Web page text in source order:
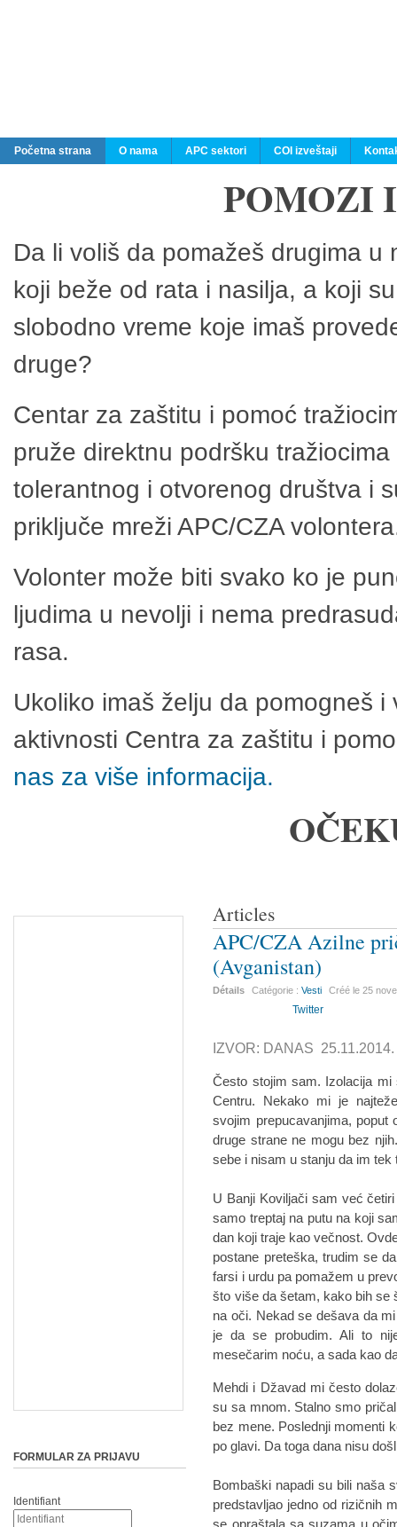
Početna strana O nama APC sektori COI izveštaji
POMOZI
Da li voliš da pomažeš drugima
koji beže od rata i nasilja, a koji
slobodno vreme koje imaš
druge?
Centar za zaštitu i pomoć
pruže direktnu podršku
tolerantnog i otvorenog društva i
priključe mreži APC/CZA
Volonter može biti svako ko je
ljudima u nevolji i nema
rasa.
Ukoliko imaš želju da pomogneš
aktivnosti Centra za zaštitu i
nas za više informacija.
Articles
APC/CZA Azilne
(Avganistan)
Détails Catégorie :Vesti Créé le25
Twitter
IZVOR: DANAS 25.11.2014.
Često stojim sam. Izolacija
Centru. Nekako mi je
svojim prepucavanjima,
druge strane ne mogu bez
sebe i nisam u stanju da im tek
U Banji Koviljači sam već
samo treptaj na putu na koji
dan koji traje kao večnost.
postane preteška, trudim se
farsi i urdu pa pomažem u
što više da šetam, kako bih se
na oči. Nekad se dešava da
je da se probudim. Ali to
mesečarim noću, a sada kao
Mehdi i Džavad mi često
su sa mnom. Stalno smo
bez mene. Poslednji momenti
po glavi. Da toga dana nisu
Bombaški napadi su bili naša
predstavljao jedno od rizičnih
se opraštala sa suzama u
FORMULAR ZA PRIJAVU
Identifiant